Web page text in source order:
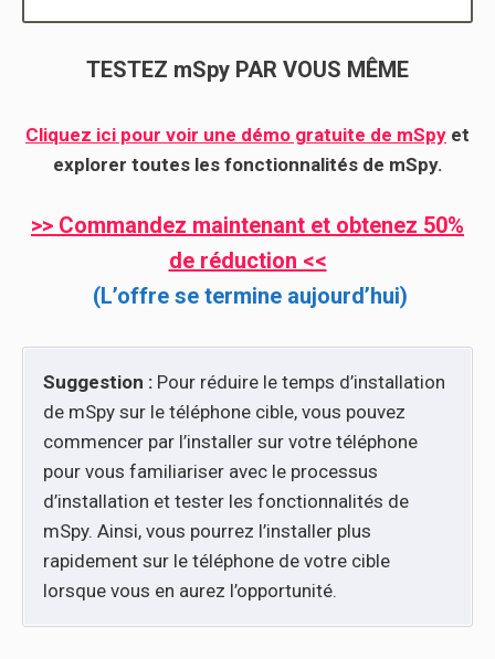
TESTEZ mSpy PAR VOUS MÊME
Cliquez ici pour voir une démo gratuite de mSpy et
explorer toutes les fonctionnalités de mSpy.
>> Commandez maintenant et obtenez 50%
de réduction <<
(L’offre se termine aujourd’hui)
Suggestion : Pour réduire le temps d’installation
de mSpy sur le téléphone cible, vous pouvez
commencer par l’installer sur votre téléphone
pour vous familiariser avec le processus
d’installation et tester les fonctionnalités de
mSpy. Ainsi, vous pourrez l’installer plus
rapidement sur le téléphone de votre cible
lorsque vous en aurez l’opportunité.